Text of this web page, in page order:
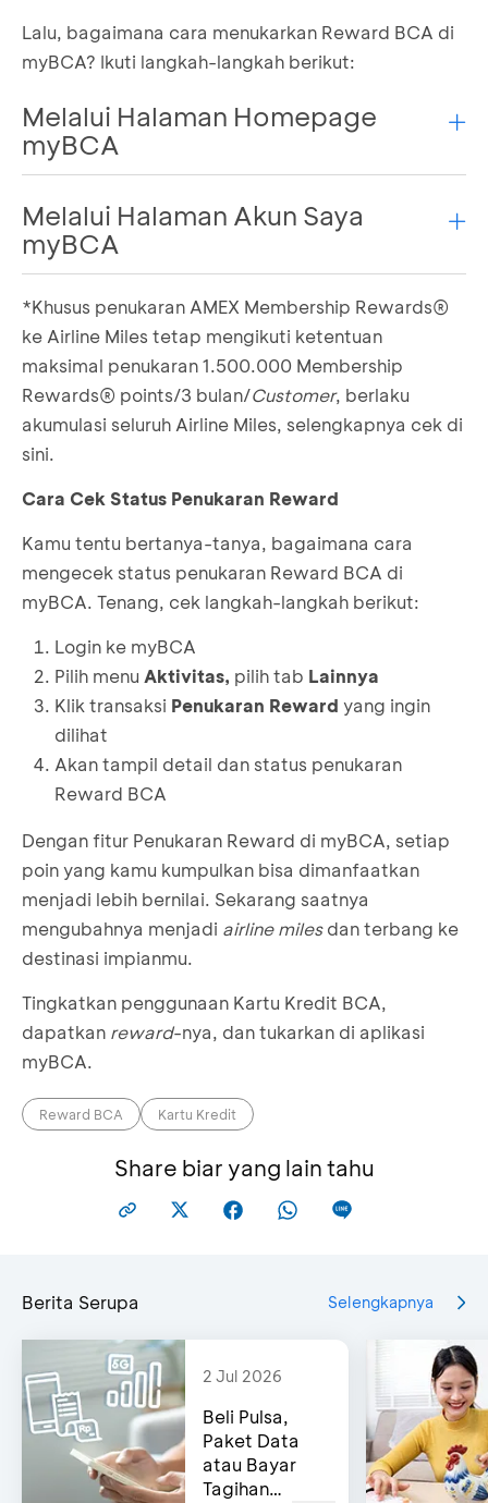
Lalu, bagaimana cara menukarkan Reward BCA di
myBCA? Ikuti langkah-langkah berikut:
Melalui Halaman Homepage
myBCA
Login ke myBCA
Scroll ke bawah, pilih tab Kartu Kredit
PilihPenukaran Reward
Pilih jenisrewardyang ingin digunakan
Tentukan jumlah poin Reward BCA yang akan
ditukar menjadi Airline Miles
Jika sudah sesuai, lengkapi data
Konfirmasi dengan menyetujui Syarat dan
Penukaran Reward BCA menjadi Airline Miles
Melalui Halaman Akun Saya
myBCA
Login ke myBCA
Pilih menu Akun saya, pilih tab kredit
PilihPenukaran Rewardpada bagian Reward
Pilih jenis Airline Miles yang ingin ditukar
Pilih jenis reward yang ingin digunakan
Tentukan jumlah poin Reward BCA yang akan
Jika sudah sesuai, lengkapi data
Ketentuan
Masukkan PIN transaksi
Penukaran Reward BCA menjadi Airline Miles
*Khusus penukaran AMEX Membership Rewards®
ke Airline Miles tetap mengikuti ketentuan
maksimal penukaran 1.500.000 Membership
Rewards® points/3 bulan/Customer, berlaku
akumulasi seluruh Airline Miles, selengkapnya cek di
sini.
Cara Cek Status Penukaran Reward
Kamu tentu bertanya-tanya, bagaimana cara
mengecek status penukaran Reward BCA di
myBCA. Tenang, cek langkah-langkah berikut:
Login ke myBCA
Pilih menu Aktivitas, pilih tab Lainnya
Klik transaksi Penukaran Reward yang ingin
dilihat
Akan tampil detail dan status penukaran
Reward BCA
Dengan fitur Penukaran Reward di myBCA, setiap
poin yang kamu kumpulkan bisa dimanfaatkan
menjadi lebih bernilai. Sekarang saatnya
mengubahnya menjadi airline milesdan terbang ke
destinasi impianmu.
Tingkatkan penggunaan Kartu Kredit BCA,
dapatkan reward-nya, dan tukarkan di aplikasi
myBCA.
Reward BCA Kartu Kredit
Share biar yang lain tahu
Berita Serupa Selengkapnya
2 Jul 2026
Beli Pulsa,
Paket Data
atau Bayar
Tagihan